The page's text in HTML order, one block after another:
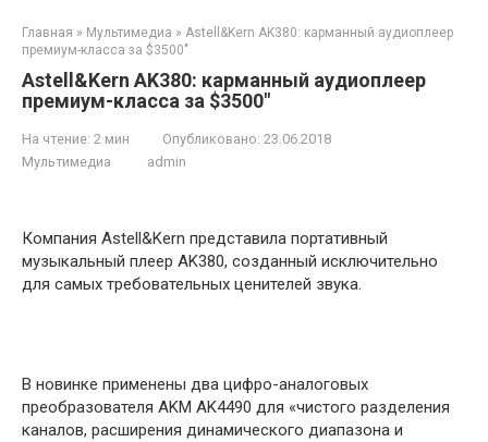
Главная » Мультимедиа » Astell&Kern AK380: карманный аудиоплеер
премиум-класса за $3500″
Astell&Kern AK380: карманный аудиоплеер
премиум-класса за $3500″
На чтение: 2 мин Опубликовано: 23.06.2018
Мультимедиа
admin
Компания Astell&Kern представила портативный
музыкальный плеер AK380, созданный исключительно
для самых требовательных ценителей звука.
В новинке применены два цифро-аналоговых
преобразователя AKM AK4490 для «чистого разделения
каналов, расширения динамического диапазона и